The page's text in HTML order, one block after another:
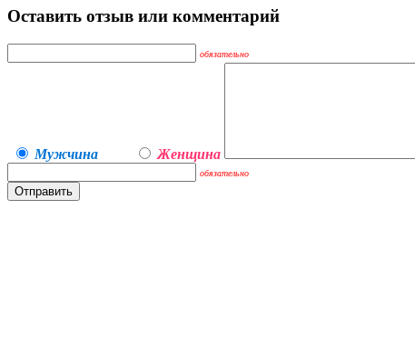
Оставить отзыв или комментарий
обязательно
Мужчина Женщина
обязательно